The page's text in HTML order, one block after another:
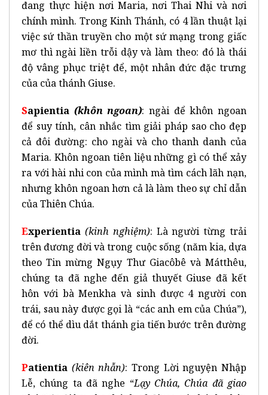
đang thực hiện nơi Maria, nơi Thai Nhi và nơi
chính mình. Trong Kinh Thánh, có 4 lần thuật lại
việc sứ thần truyền cho một sứ mạng trong giấc
mơ thì ngài liền trỗi dậy và làm theo: đó là thái
độ vâng phục triệt để, một nhân đức đặc trưng
của của thánh Giuse.
Sapientia (khôn ngoan): ngài để khôn ngoan
để suy tính, cân nhắc tìm giải pháp sao cho đẹp
cả đôi đường: cho ngài và cho thanh danh của
Maria. Khôn ngoan tiên liệu những gì có thể xảy
ra với hài nhi con của mình mà tìm cách lãh nạn,
nhưng khôn ngoan hơn cả là làm theo sự chỉ dẫn
của Thiên Chúa.
Experientia (kinh nghiệm): Là người từng trải
trên đương đời và trong cuộc sống (năm kia, dựa
theo Tin mừng Ngụy Thư Giacôbê và Mátthêu,
chúng ta đã nghe đến giả thuyết Giuse đã kết
hôn với bà Menkha và sinh được 4 người con
trái, sau này được gọi là “các anh em của Chúa”),
để có thể dìu dắt thánh gia tiến bước trên đường
đời.
Patientia (kiên nhẫn): Trong Lời nguyện Nhập
Lễ, chúng ta đã nghe “Lạy Chúa, Chúa đã giao